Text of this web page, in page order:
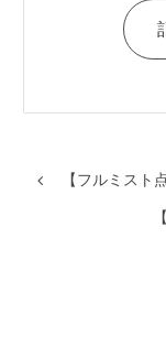
【フルミスト